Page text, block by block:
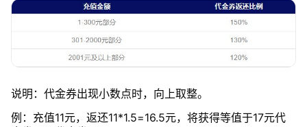
说明：代金券出现小数点时，向上取整。
例：充值11元，返还11*1.5=16.5元，将获得等值于17元代